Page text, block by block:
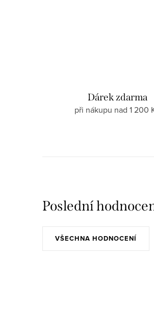
Dárek zdarma
při nákupu nad 1 200
Poslední
VŠECHNA HODNOCENÍ